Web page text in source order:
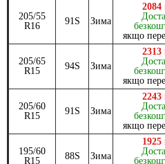
205/55
R16
91S Зима
2084
якщо
205/65
R15
94S Зима
2313
якщо
205/60
R15
91S Зима
2243
якщо
195/60
R15
88S Зима
1925